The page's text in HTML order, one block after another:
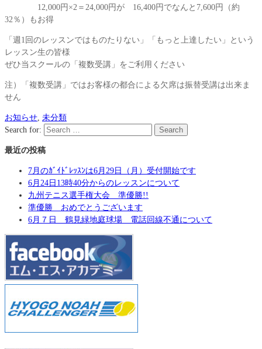
12,000円×2＝24,000円が 16,400円でなんと7,600円（約
32％）もお得
「週1回のレッスンではものたりない」「もっと上達したい」という
レッスン生の皆様
ぜひ当スクールの「複数受講」をご利用ください
注）「複数受講」ではお客様の都合による欠席は振替受講は出来ま
せん
お知らせ 未分類
Search for:
Search
最近の投稿
7月のｶﾞｲﾄﾞﾚｯｽﾝは6月29日（月）受付開始です
6月24日13時40分からのレッスンについて
九州テニス選手権大会 準優勝!!
準優勝 おめでとうございます
6月７日 鶴見緑地庭球場 電話回線不通について